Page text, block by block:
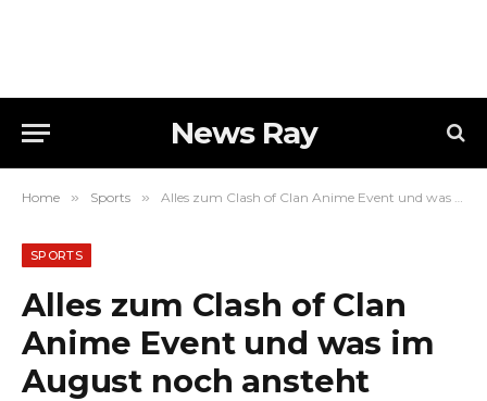
News Ray
Home » Sports » Alles zum Clash of Clan Anime Event und was im August noch ansteht
SPORTS
Alles zum Clash of Clan
Anime Event und was im
August noch ansteht